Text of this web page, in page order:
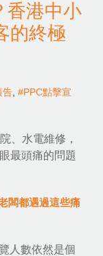
香港中小
的終極
告 #PPC點擊宣
、水電維修，
最頭痛的問題
闆都遇過這些痛
人數依然是個